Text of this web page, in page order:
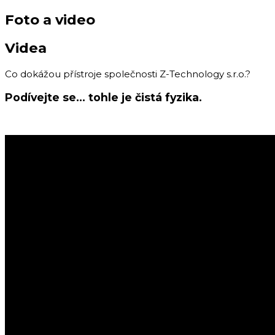
Foto a video
Videa
Co dokážou přístroje společnosti Z-Technology s.r.o.?
Podívejte se... tohle je čistá fyzika.